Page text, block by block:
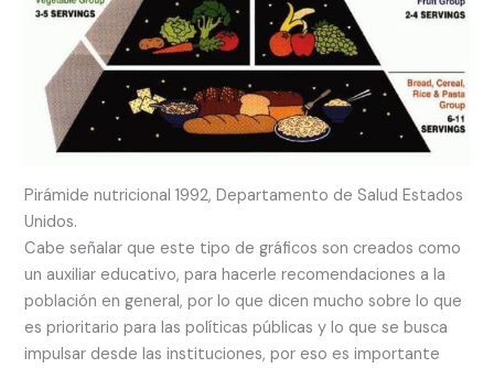
Pirámide nutricional 1992, Departamento de Salud Estados
Unidos.
Cabe señalar que este tipo de gráficos son creados como
un auxiliar educativo, para hacerle recomendaciones a la
población en general, por lo que dicen mucho sobre lo que
es prioritario para las políticas públicas y lo que se busca
impulsar desde las instituciones, por eso es importante